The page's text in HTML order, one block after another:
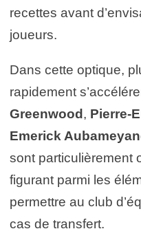
recettes avant
joueurs.
Dans cette optique,
rapidement
Greenwood , Pierre-
Emerick
sont particulièrement
figurant parmi les
permettre au club
cas de transfert.